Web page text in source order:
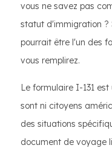
vous ne savez pas
statut d'immigration ?
pourrait être l'un des
vous remplirez.
Le formulaire I-131
sont ni citoyens
des situations
document de voyage